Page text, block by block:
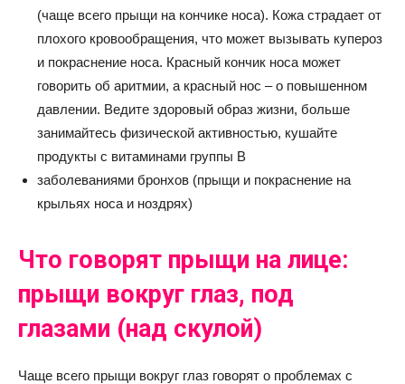
(чаще всего прыщи на кончике носа). Кожа страдает от
плохого кровообращения, что может вызывать купероз
и покраснение носа. Красный кончик носа может
говорить об аритмии, а красный нос – о повышенном
давлении. Ведите здоровый образ жизни, больше
занимайтесь физической активностью, кушайте
продукты с витаминами группы B
заболеваниями бронхов (прыщи и покраснение на
крыльях носа и ноздрях)
Что говорят прыщи на лице:
прыщи вокруг глаз, под
глазами (над скулой)
Чаще всего прыщи вокруг глаз говорят о проблемах с